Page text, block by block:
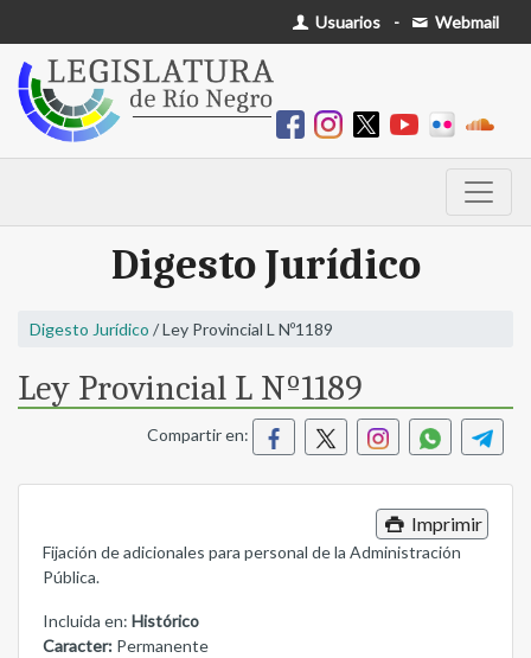
Usuarios - Webmail
Digesto Jurídico
Digesto Jurídico / Ley Provincial L Nº1189
Ley Provincial L Nº1189
Compartir en:
Imprimir
Fijación de adicionales para personal de la Administración
Pública.
Incluida en: Histórico
Caracter: Permanente